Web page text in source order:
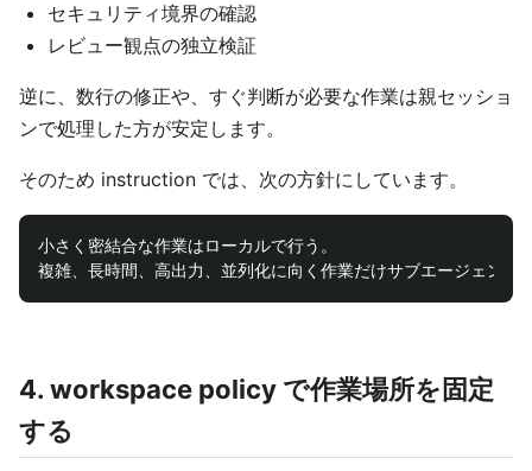
セキュリティ境界の確認
レビュー観点の独立検証
逆に、数行の修正や、すぐ判断が必要な作業は親セッショ
ンで処理した方が安定します。
そのため instruction では、次の方針にしています。
小さく密結合な作業はローカルで行う。
4. workspace policy で作業場所を固定
する